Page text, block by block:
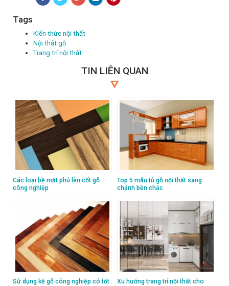
Tags
Kiến thức nội thất
Nội thất gỗ
Trang trí nội thất
TIN LIÊN QUAN
Các loại bề mặt phủ lên cốt gỗ
công nghiệp
Top 5 mẫu tủ gỗ nội thất sang
chảnh bền chắc
Sử dụng kệ gỗ công nghiệp có tốt
Xu hướng trang trí nội thất cho